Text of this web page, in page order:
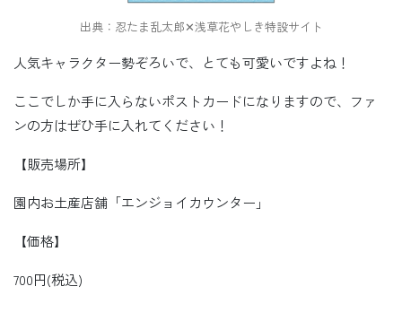
出典：忍たま乱太郎✕浅草花やしき特設サイト
人気キャラクター勢ぞろいで、とても可愛いですよね！
ここでしか手に入らないポストカードになりますので、ファ
ンの方はぜひ手に入れてください！
【販売場所】
園内お土産店舗「エンジョイカウンター」
【価格】
700円(税込)